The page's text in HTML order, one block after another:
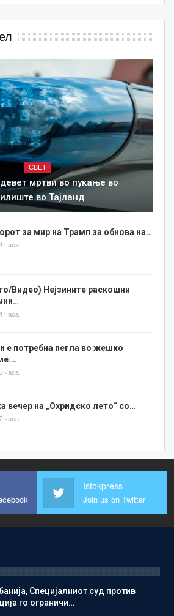
СВЕТ
мртви во пукање во
во Тајланд
за мир на Трамп за обнова на…
часа
Видео) Нејзините раскошни
часа
е потребна пегла во жешко
часа
вечер на „Охридско лето“ со…
часа
Istokpress
Join us on Twitter
Специјалниот суд против
го ограничи…